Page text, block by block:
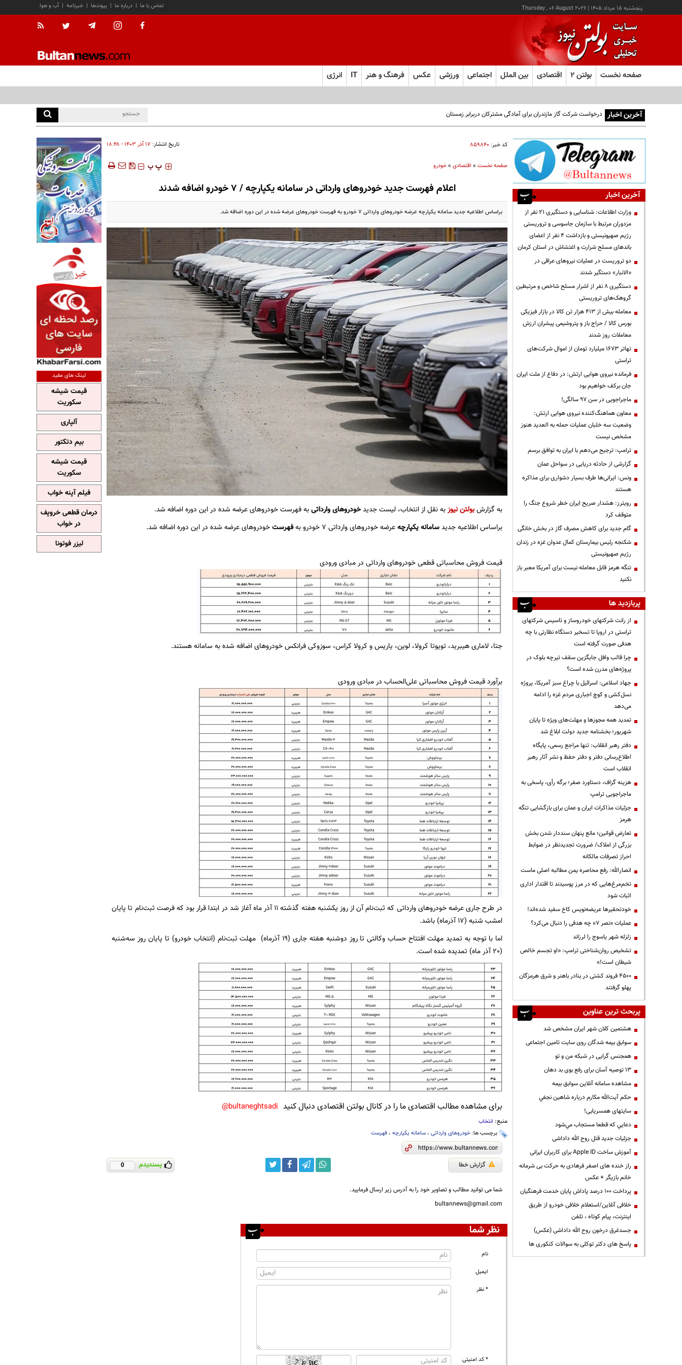
پنجشنبه ۱۵ مرداد ۱۴۰۵ |
Thursday , 06 August 2026 آب و هوا | خبرنامه | پیوندها | درباره ما | تماس با ما
صفحه نخست بولتن ۲ اقتصادی بین الملل اجتماعی ورزشی عکس فرهنگ و هنر IT انرژی
آخرین اخبار درخواست شرکت گاز مازندران برای آمادگی مشترکان دربرابر زمستان
کد خبر: ۸۵۹۸۴۰ تاریخ انتشار: ۱۷ آذر ۱۴۰۳ - ۱۸:۴۸
صفحه نخست» اقتصادی»خودرو ‍‍‍ پ پ
اعلام فهرست جدید خودرو‌های وارداتی در سامانه یکپارچه / ۷ خودرو اضافه شدند
براساس اطلاعیه جدید سامانه یکپارچه عرضه خودرو‌های وارداتی ۷ خودرو به فهرست خودرو‌های عرضه شده در این دوره اضافه شد.
به گزارشبولتن نیوزبه نقل از انتخاب، لیست جدیدخودروهای وارداتیبه فهرست خودروهای عرضه شده در این دوره اضافه شد.
براساس اطلاعیه جدیدسامانه یکپارچهعرضه خودروهای وارداتی 7 خودرو به فهرستخودروهای عرضه شده در این دوره اضافه شد.
قیمت فروش محاسباتی قطعی خودروهای وارداتی در مبادی ورودی
جتا، لاماری هیبرید، تویوتا کرولا، لوین، یاریس و کرولا کراس، سوزوکی فرانکس خودروهای اضافه شده به سامانه هستند.
برآورد قیمت فروش محاسباتی علی‌الحساب در مبادی ورودی
در طرح جاری عرضه خودروهای وارداتی که ثبت‌نام آن از روز یکشنبه هفته گذشته 11 آذر ماه آغاز شد در ابتدا قرار بود که فرصت ثبت‌نام تا پایان
امشب شنبه (17 آذرماه) باشد.
اما با توجه به تمدید مهلت افتتاح حساب وکالتی تا روز دوشنبه هفته جاری (19 آذرماه) مهلت ثبت‌نام (انتخاب خودرو) تا پایان روز سه‌شنبه
(20 آذر ماه) تمدیده شده است.
برای مشاهده مطالب اقتصادی ما را در کانال بولتن اقتصادی دنبال کنید bultaneghtsadi@
منبع: انتخاب
برچسب ها: خودروهای وارداتی، سامانه یکپارچه، فهرست
گزارش خطا پسندیدم 0
شما می توانید مطالب و تصاویر خود را به آدرس زیر ارسال فرمایید.
bultannews@gmail.com
نظر شما
نام
ایمیل
* نظر
* کد امنیتی
آخرین اخبار
وزارت اطلاعات: شناسایی و دستگیری ۲۱ نفر از
مزدوران مرتبط با سازمان جاسوسی و تروریستی
رژیم صهیونیستی و بازداشت ۴ نفر از اعضای
باندهای مسلح شرارت و اغتشاش در استان کرمان
دو تروریست در عملیات نیروهای عراقی در
«الانبار» دستگیر شدند
دستگیری ۸ نفر از اشرار مسلح شاخص و مرتبطین
گروهک‌های تروریستی
معامله بیش از ۴۱۳ هزار تن کالا در بازار فیزیکی
بورس کالا / حراج باز و پتروشیمی پیشران ارزش
معاملات روز شدند
تهاتر ۱۶۷۳ میلیارد تومان از اموال شرکت‌های
تراستی
فرمانده نیروی هوایی ارتش: در دفاع از ملت ایران
جان برکف خواهیم بود
ماجراجویی در سن ۹۷ سالگی!
معاون هماهنگ‌کننده نیروی هوایی ارتش:
وضعیت سه خلبان عملیات حمله به العدید هنوز
مشخص نیست
ترامپ: ترجیح می‌دهم با ایران به توافق برسم
گزارشی از حادثه دریایی در سواحل عمان
ونس: ایرانی‌ها طرف بسیار دشواری برای مذاکره
هستند
رویترز: هشدار صریح ایران خطر شروع جنگ را
متوقف کرد
گام جدید برای کاهش مصرف گاز در بخش خانگی
شکنجه رئیس بیمارستان کمال عدوان غزه در زندان
رژیم صهیونیستی
تنگه هرمز قابل معامله نیست برای آمریکا معبر باز
نکنید
پربازدید ها
از رانت‌ شرکتهای خودروساز و تاسیس شرکتهای
تراستی در اروپا تا تسخیر دستگاه نظارتی با چه
هدفی صورت گرفته است
چرا قالب وافل جایگزین سقف تیرچه بلوک در
پروژه‌های مدرن شده است؟
جهاد اسلامی: اسرائیل با چراغ سبز آمریکا، پروژه
نسل‌کشی و کوچ اجباری مردم غزه را ادامه
می‌دهد
تمدید همه مجوزها و مهلت‌های ویژه تا پایان
شهریور؛ بخشنامه جدید دولت ابلاغ شد
دفتر رهبر انقلاب: تنها مراجع رسمی، پایگاه
اطلاع‌رسانی دفتر و دفتر حفظ و نشر آثار رهبر
انقلاب است
هزینه گزاف، دستاورد صفر؛ برگه رأی، پاسخی به
ماجراجویی ترامپ
جزئیات مذاکرات ایران و عمان برای بازگشایی تنگه
هرمز
تعارض قوانین؛ مانع پنهان سنددار شدن بخش
بزرگی از املاک/ ضرورت تجدیدنظر در ضوابط
احراز تصرفات مالکانه
انصارالله: رفع محاصره یمن مطالبه اصلی ماست
تخم‌مرغ‌هایی که در مرز پوسیدند تا اقتدار اداری
اثبات شود
خودتحقیرها عریضه‌نویس کاخ سفید شده‌اند!
عملیات «نصر ۷» چه هدفی را دنبال می‌کرد؟
زلزله شهر یاسوج را لرزاند
تشخیص روان‌شناختی ترامپ: «او تجسم خالص
شیطان است!»
۴۵۰۰ فروند کشتی در بنادر باهنر و شرق هرمزگان
پهلو گرفتند
پربحث ترین عناوین
هشتمین کلان شهر ایران مشخص شد
سوابق بیمه شدگان روی سایت تامین اجتماعی
همجنس گرایی در شبکه من و تو
13 توصیه آسان برای رفع بوی بد دهان
مشاهده سامانه آنلاين سوابق بیمه
حكم آيت‌الله مكارم درباره شاهين نجفي
سایتهای همسریابی!
دعايي كه قطعا مستجاب مي‌شود
جزئیات جدید قتل روح الله داداشی
آموزش ساخت Apple ID برای کاربران ایرانی
راز خنده های اصغر فرهادی به حرکت بی شرمانه
خانم بازیگر + عکس
پرداخت ۱۰۰ درصد پاداش پایان خدمت فرهنگیان
خلافی آنلاین/استعلام خلافی خودرو از طریق
اینترنت، پیام کوتاه ، تلفن
جسدغرق درخون روح الله داداشی (عکس)
پاسخ های دکتر توکلی به سوالات کنکوری ها
لینک های مفید
قیمت شیشه
سکوریت
آلپاری
بیم دتکتور
قیمت شیشه
سکوریت
فیلم آپنه خواب
درمان قطعی خروپف
در خواب
لیزر فوتونا